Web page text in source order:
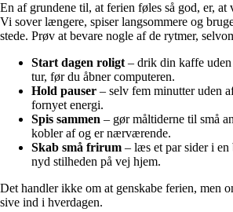
En af grundene til, at ferien føles så god, er, at
Vi sover længere, spiser langsommere og
stede. Prøv at bevare nogle af de rytmer,
Start dagen roligt– drik din kaffe
tur, før du åbner computeren.
Hold pauser – selv fem minutter uden
fornyet energi.
Spis sammen – gør måltiderne til små
kobler af og er nærværende.
Skab små frirum – læs et par sider i
nyd stilheden på vej hjem.
Det handler ikke om at genskabe ferien, men
sive ind i hverdagen.